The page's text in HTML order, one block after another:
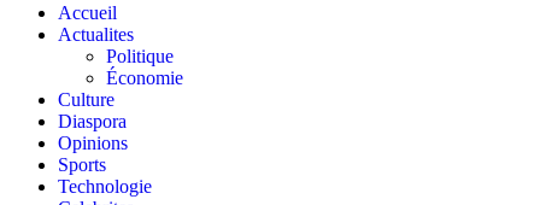
Accueil
Actualites
Politique
Économie
Culture
Diaspora
Opinions
Sports
Technologie